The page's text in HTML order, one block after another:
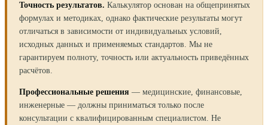
Точность результатов. Калькулятор основан на общепринятых
формулах и методиках, однако фактические результаты могут
отличаться в зависимости от индивидуальных условий,
исходных данных и применяемых стандартов. Мы не
гарантируем полноту, точность или актуальность приведённых
расчётов.
Профессиональные решения — медицинские, финансовые,
инженерные — должны приниматься только после
консультации с квалифицированным специалистом. Не